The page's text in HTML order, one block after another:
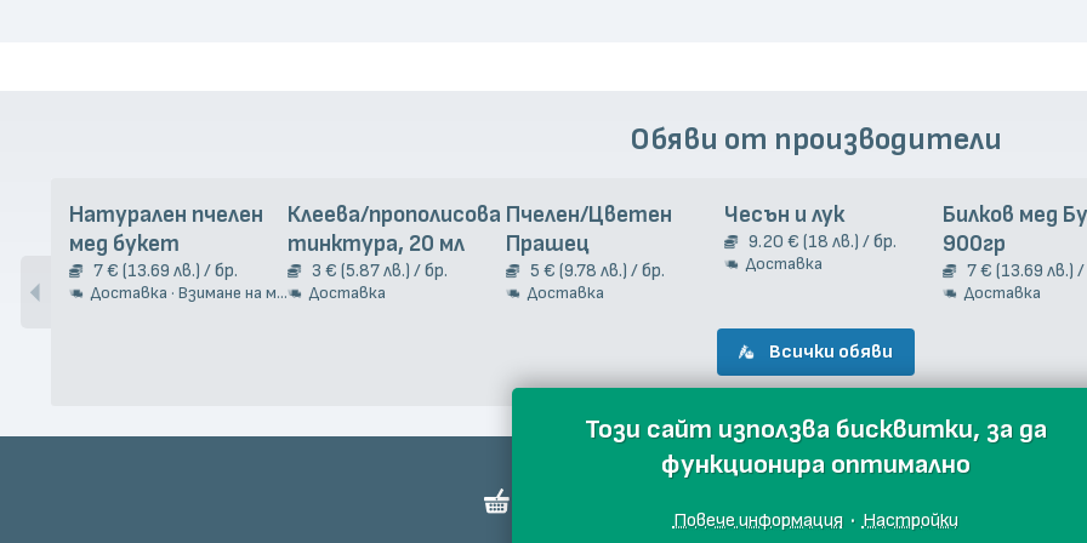
Обяви от производители
Натурален пчелен
мед букет
7 € (13.69 лв.) / бр.
Доставка · Взимане на място
Клеева/прополисова
тинктура, 20 мл
3 € (5.87 лв.) / бр.
Доставка
Пчелен/Цветен
Прашец
5 € (9.78 лв.) / бр.
Доставка
Чесън и лук
9.20 € (18 лв.) / бр.
Доставка
Билков мед
900гр
7 € (13.69 лв.) /
Доставка
Всички обяви
Този сайт използва бисквитки, за да
функционира оптимално
Повече информация · Настройки